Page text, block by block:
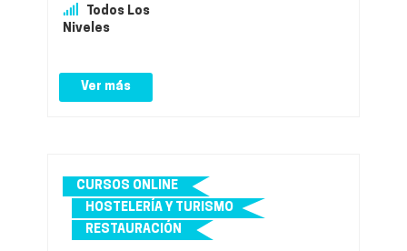
Todos Los
Niveles
Ver más
CURSOS ONLINE
HOSTELERÍA Y TURISMO
RESTAURACIÓN